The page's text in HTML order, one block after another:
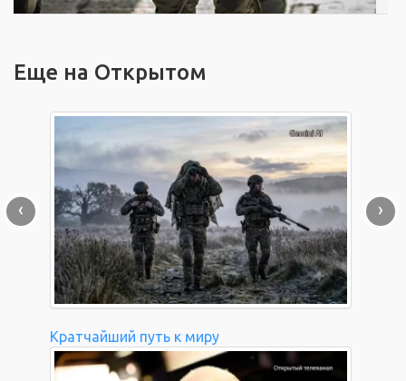
Еще на Открытом
Кратчайший путь к миру
‹ ›